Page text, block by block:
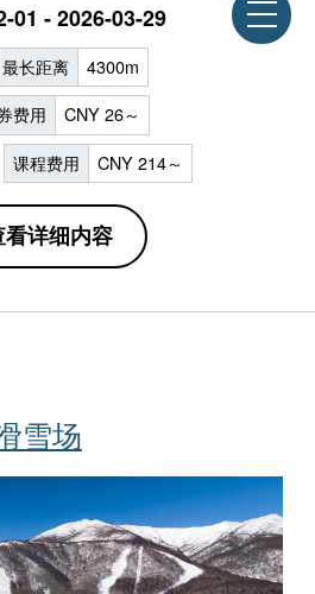
01 - 2026-03-29
最长距离 4300m
费用 CNY 26～
课程费用 CNY 214～
看详细内容
雪场